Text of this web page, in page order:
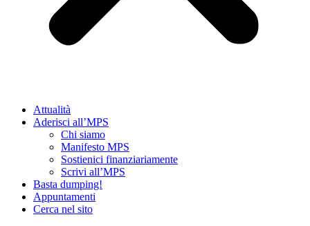
Attualità
Aderisci all’MPS
Chi siamo
Manifesto MPS
Sostienici finanziariamente
Scrivi all’MPS
Basta dumping!
Appuntamenti
Cerca nel sito